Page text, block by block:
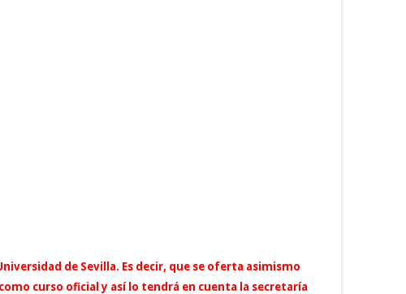
de Sevilla. Es decir, que se oferta asimismo
curso oficial y así lo tendrá en cuenta la secretaría